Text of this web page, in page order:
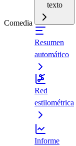
Comedia
texto
Resumen
automático
Red
estilométrica
Informe